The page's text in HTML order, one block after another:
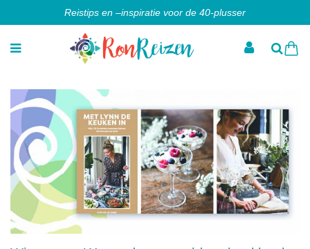
Reistips en –inspiratie voor de 40-plusser